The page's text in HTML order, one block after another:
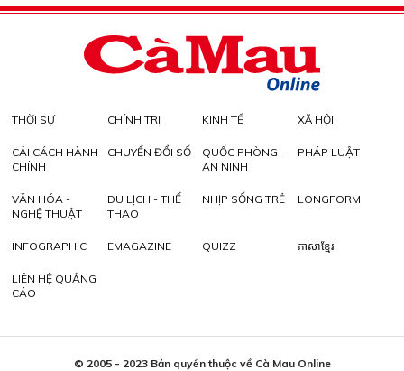
THỜI SỰ CHÍNH TRỊ KINH TẾ XÃ HỘI
CẢI CÁCH HÀNH
CHÍNH
CHUYỂN ĐỔI SỐ
QUỐC PHÒNG -
AN NINH
PHÁP LUẬT
VĂN HÓA -
NGHỆ THUẬT
DU LỊCH - THỂ
THAO
NHỊP SỐNG TRẺ LONGFORM
INFOGRAPHIC EMAGAZINE QUIZZ ភាសាខ្មែរ
LIÊN HỆ QUẢNG
CÁO
© 2005 - 2023 Bản quyền thuộc về Cà Mau Online